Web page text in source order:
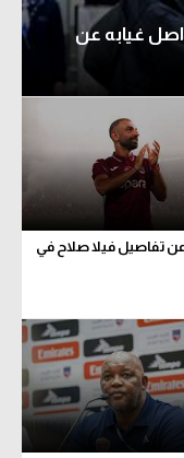
غيابه عن
تفاصيل فيلا صلاح في